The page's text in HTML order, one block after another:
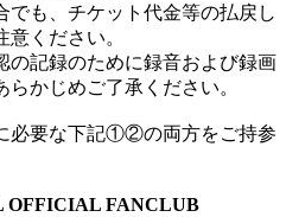
でも、チケット代金等の払戻し
ください。
の記録のために録音および録画
かじめご了承ください。
必要な下記①②の両方をご持参
FANCLUB